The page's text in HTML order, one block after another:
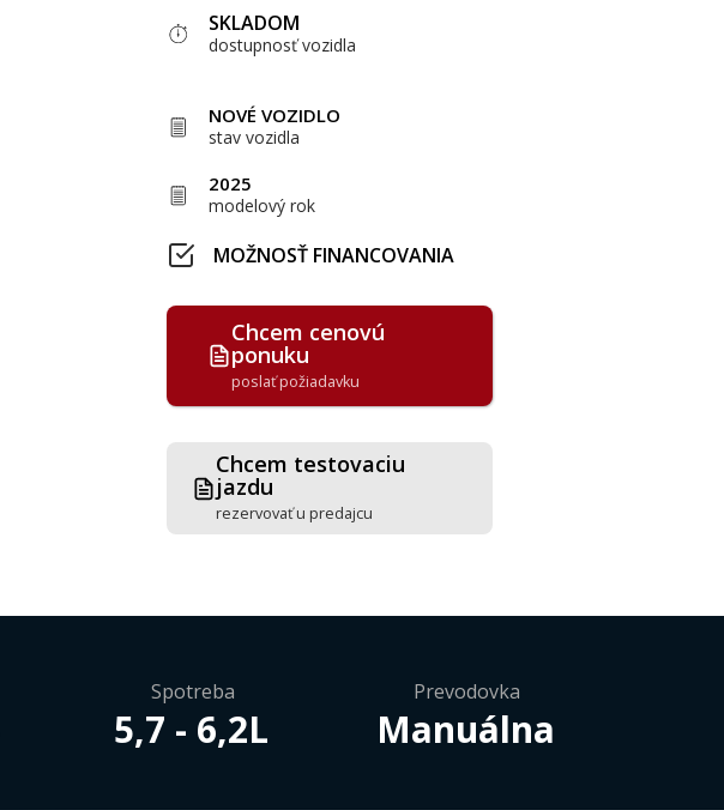
SKLADOM
dostupnosť vozidla
NOVÉ VOZIDLO
stav vozidla
2025
modelový rok
MOŽNOSŤ FINANCOVANIA
Chcem cenovú
ponuku
poslať požiadavku
Chcem testovaciu
jazdu
rezervovať u predajcu
Spotreba
5,7 - 6,2L
Prevodovka
Manuálna